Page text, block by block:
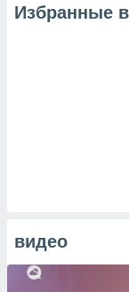
Избранные
видео